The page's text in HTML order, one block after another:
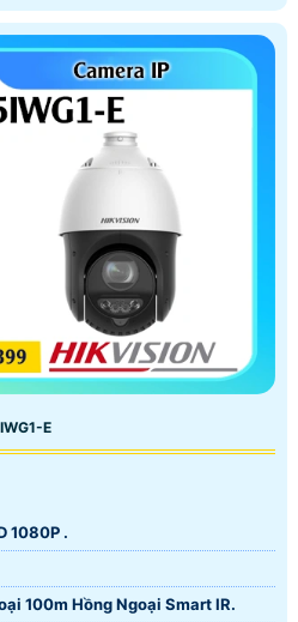
E
1080P .
100m Hồng Ngoại Smart IR.